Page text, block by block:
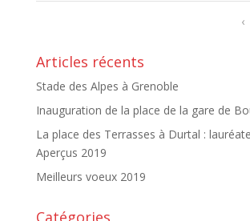
‹
Articles récents
Stade des Alpes à Grenoble
Inauguration de la place de la gare de
La place des Terrasses à Durtal :
Aperçus 2019
Meilleurs voeux 2019